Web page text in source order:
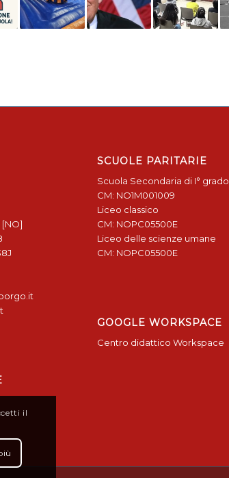
[NO]
SCUOLE PARITARIE
Scuola Secondaria di I° grado
CM: NO1M001009
Liceo classico
CM: NOPC05500E
Liceo delle scienze umane
CM: NOPC05500E
GOOGLE WORKSPACE
Centro didattico Workspace
il